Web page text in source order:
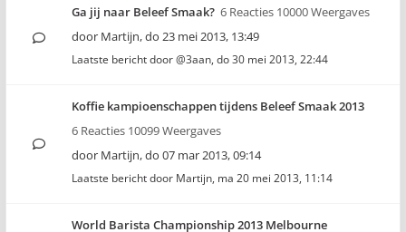
Ga jij naar Beleef Smaak? 6 Reacties 10000 Weergaves
door Martijn,do 23 mei 2013, 13:49
Laatste bericht door@3aan, do 30 mei 2013, 22:44
Koffie kampioenschappen tijdens Beleef Smaak 2013
6 Reacties 10099 Weergaves
door Martijn,do 07 mar 2013, 09:14
Laatste bericht door Martijn, ma 20 mei 2013, 11:14
World Barista Championship 2013 Melbourne